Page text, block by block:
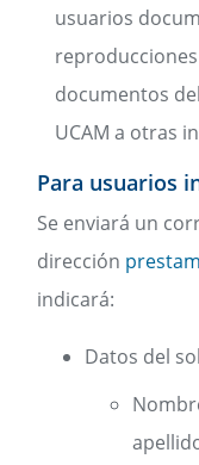
usuarios
documentos
UCAM a otras
Para usuarios
Se enviará un
dirección
indicará:
Datos del